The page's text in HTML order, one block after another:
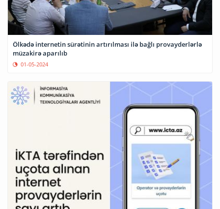
Ölkədə internetin sürətinin artırılması ilə bağlı provayderlərlə
müzakirə aparılıb
01-05-2024